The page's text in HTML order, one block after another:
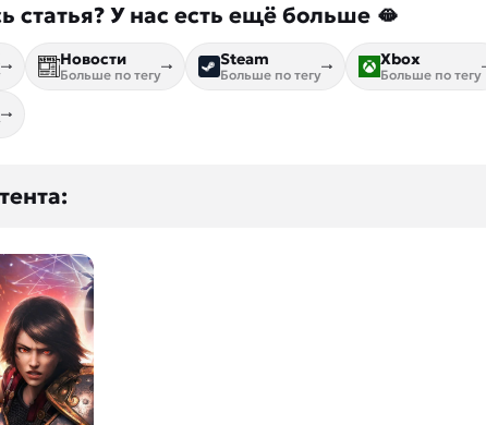
статья? У нас есть ещё больше 🫦
Новости
Больше по тегу
Steam
Больше по тегу
Xbox
Больше по тегу